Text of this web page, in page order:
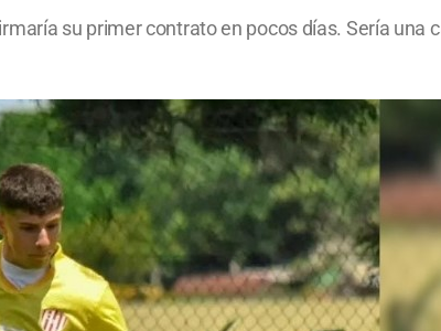
su primer contrato en pocos días. Sería una